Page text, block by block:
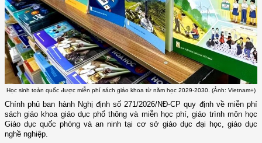
Học sinh toàn quốc được miễn phí sách giáo khoa từ năm học 2029-2030. (Ảnh: Vietnam+)
Chính phủ ban hành Nghị định số 271/2026/NĐ-CP quy định về miễn phí
sách giáo khoa giáo dục phổ thông và miễn học phí, giáo trình môn học
Giáo dục quốc phòng và an ninh tại cơ sở giáo dục đại học, giáo dục
nghề nghiệp.